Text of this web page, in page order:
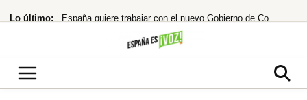
al Lo último: España quiere trabajar con el nuevo Gobierno de Colombia
¿cuándo te costará un ojo de la cara?